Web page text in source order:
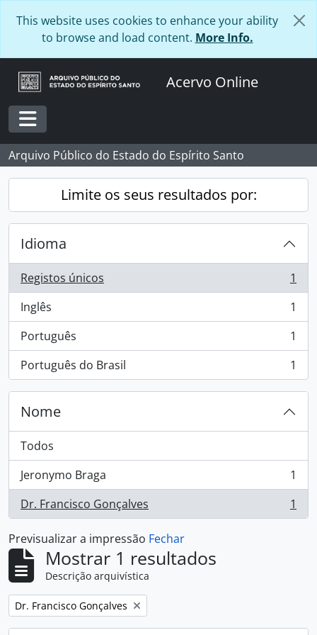
This website uses cookies to enhance your ability
to browse and load content. More Info.
Acervo Online
Toggle navigation
Arquivo Público do Estado do Espírito Santo
Limite os seus resultados por:
Idioma
Registos únicos
, 1 resultados
1
Inglês
, 1 resultados
1
Português
, 1 resultados
1
Português do Brasil
, 1 resultados 1
Nome
Todos
Jeronymo Braga
, 1 resultados
1
Dr. Francisco Gonçalves
, 1 resultados 1
Previsualizar a impressão Fechar
Mostrar 1 resultados
Descrição arquivística
Remover filtro:
Dr. Francisco Gonçalves